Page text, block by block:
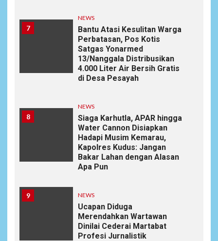
7
NEWS
Bantu Atasi Kesulitan Warga
Perbatasan, Pos Kotis
Satgas Yonarmed
13/Nanggala Distribusikan
4.000 Liter Air Bersih Gratis
di Desa Pesayah
8
NEWS
Siaga Karhutla, APAR hingga
Water Cannon Disiapkan
Hadapi Musim Kemarau,
Kapolres Kudus: Jangan
Bakar Lahan dengan Alasan
Apa Pun
9 NEWS
Ucapan Diduga
Merendahkan Wartawan
Dinilai Cederai Martabat
Profesi Jurnalistik